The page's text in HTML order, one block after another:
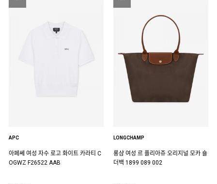
APC
아페쎄 여성 자수 로고 화이트 카라티 C
OGWZ F26522 AAB
LONGCHAMP
롱샴 여성 르 플리아쥬 오리지널 모카 숄
더백 1899 089 002